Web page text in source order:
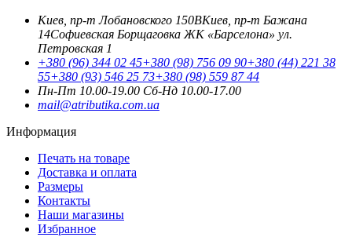
Киев, пр-т Лобановского 150ВКиев, пр-т Бажана
14Софиевская Борщаговка ЖК «Барселона» ул.
Петровская 1
+380 (96) 344 02 45+380 (98) 756 09 90+380 (44) 221 38
55+380 (93) 546 25 73+380 (98) 559 87 44
Пн-Пт 10.00-19.00 Cб-Нд 10.00-17.00
mail@atributika.com.ua
Информация
Печать на товаре
Доставка и оплата
Размеры
Контакты
Наши магазины
Избранное